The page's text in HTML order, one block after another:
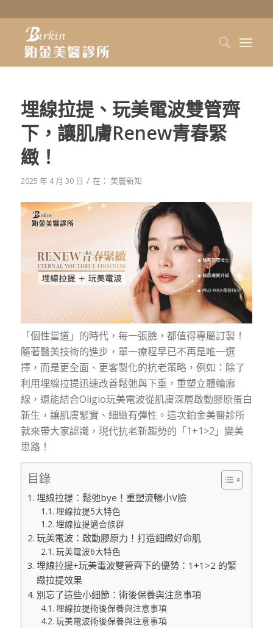
埋線拉提、玩美電波雙管齊
下，讓肌膚Renew青春緊
緻！
2025 年 4 月 30 日 / 在： 美麗新知
「個性當道」的時代，每一張臉，都值得專屬訂製！
隨著醫美技術的進步，單一療程早已不再是唯一選
擇，而是更全面、更客製化的抗老策略，例如：除了
利用埋線拉提迅速改善鬆弛與下垂，重塑立體輪廓
線，還能結合Oligio玩美電波從肌膚深層啟動膠原蛋白
新生，讓肌膚緊實、細緻有彈性。這次鉑金美醫診所
就來帶大家認識，現代抗老新趨勢的「1+1>2」變美
思路！
目錄
埋線拉提：鬆弛bye！重塑流暢小V臉
埋線拉提5大特色
埋線拉提適合族群
玩美電波：啟動膠原力！打造細緻好命肌
玩美電波6大特色
埋線拉提+玩美電波雙管齊下的優勢：1+1>2 的緊
緻拉提效果
別忘了這些小細節：術後保養與注意事項
埋線拉提術後保養與注意事項
玩美電波術後保養與注意事項